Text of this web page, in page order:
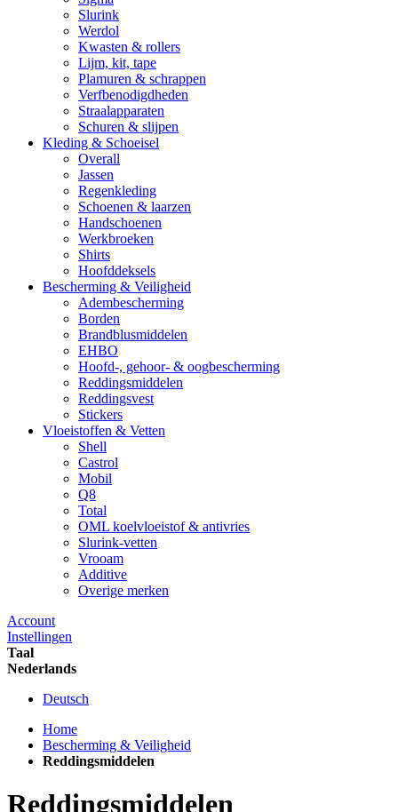
Slurink
Werdol
Kwasten & rollers
Lijm, kit, tape
Plamuren & schrappen
Verfbenodigdheden
Straalapparaten
Schuren & slijpen
Kleding & Schoeisel
Overall
Jassen
Regenkleding
Schoenen & laarzen
Handschoenen
Werkbroeken
Shirts
Hoofddeksels
Bescherming & Veiligheid
Adembescherming
Borden
Brandblusmiddelen
EHBO
Hoofd-, gehoor- & oogbescherming
Reddingsmiddelen
Reddingsvest
Stickers
Vloeistoffen & Vetten
Shell
Castrol
Mobil
Q8
Total
OML koelvloeistof & antivries
Slurink-vetten
Vrooam
Additive
Overige merken
Account
Instellingen
Taal
Nederlands
Deutsch
Home
Bescherming & Veiligheid
Reddingsmiddelen
Reddingsmiddelen